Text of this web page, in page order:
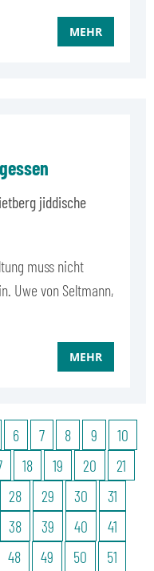
MEHR
jiddische
muss nicht
Uwe von Seltmann,
MEHR
6 7 8 9
10
18 19 20
21
28 29 30
31
38 39 40
41
48 49 50
51